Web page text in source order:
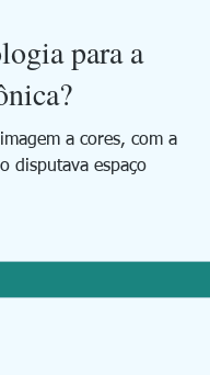
para a
a cores, com a
disputava espaço